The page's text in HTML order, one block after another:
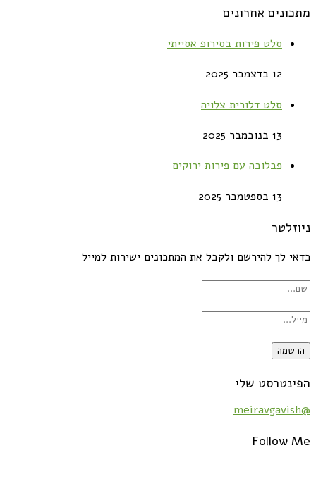
מתכונים אחרונים
סלט פירות בסירופ אסייתי
12 בדצמבר 2025
סלט דלורית צלויה
13 בנובמבר 2025
פבלובה עם פירות ירוקים
13 בספטמבר 2025
ניוזלטר
כדאי לך להירשם ולקבל את המתכונים ישירות למייל
הפינטרסט שלי
@meiravgavish
Follow Me